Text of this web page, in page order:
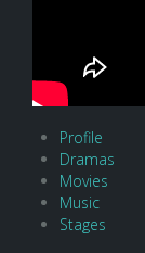
Profile
Dramas
Movies
Music
Stages